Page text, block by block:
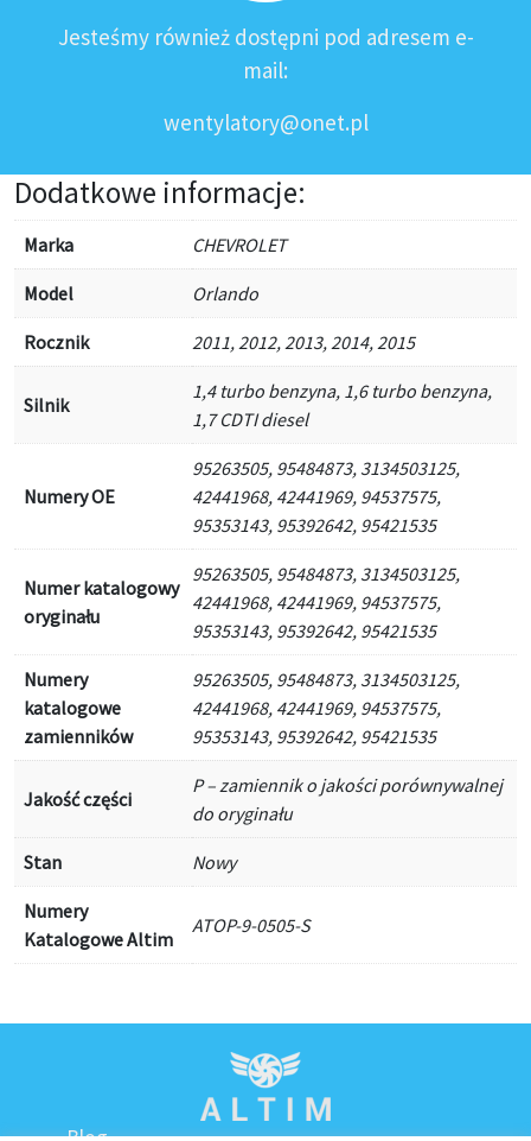
Jesteśmy również dostępni pod adresem e-
mail:
wentylatory@onet.pl
Dodatkowe informacje:
Marka CHEVROLET
Model Orlando
Rocznik 2011, 2012, 2013, 2014, 2015
Silnik
1,4 turbo benzyna, 1,6 turbo benzyna,
1,7 CDTI diesel
Numery OE
95263505, 95484873, 3134503125,
42441968, 42441969, 94537575,
95353143, 95392642, 95421535
Numer katalogowy
oryginału
95263505, 95484873, 3134503125,
42441968, 42441969, 94537575,
95353143, 95392642, 95421535
Numery
katalogowe
zamienników
95263505, 95484873, 3134503125,
42441968, 42441969, 94537575,
95353143, 95392642, 95421535
Jakość części
P – zamiennik o jakości porównywalnej
do oryginału
Stan Nowy
Numery
Katalogowe Altim
ATOP-9-0505-S